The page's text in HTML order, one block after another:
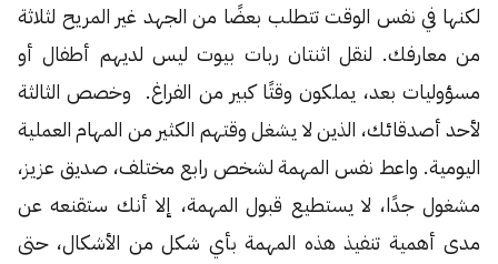
لكنها في نفس الوقت تتطلب بعضًا من الجهد غير المريح لثلاثة
من معارفك. لنقل اثنتان ربات بيوت ليس لديهم أطفال أو
مسؤوليات بعد، يملكون وقتًا كبير من الفراغ. وخصص الثالثة
لأحد أصدقائك، الذين لا يشغل وقتهم الكثير من المهام العملية
اليومية. واعط نفس المهمة لشخص رابع مختلف، صديق عزيز،
مشغول جدًا، لا يستطيع قبول المهمة، إلا أنك ستقنعه عن
مدى أهمية تنفيذ هذه المهمة بأي شكل من الأشكال، حتى